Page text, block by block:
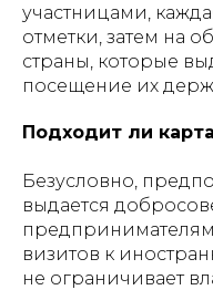
участницами,
отметки, затем на
страны, которые
посещение их
Подходит ли
Безусловно,
выдается
визитов к
не ограничивает